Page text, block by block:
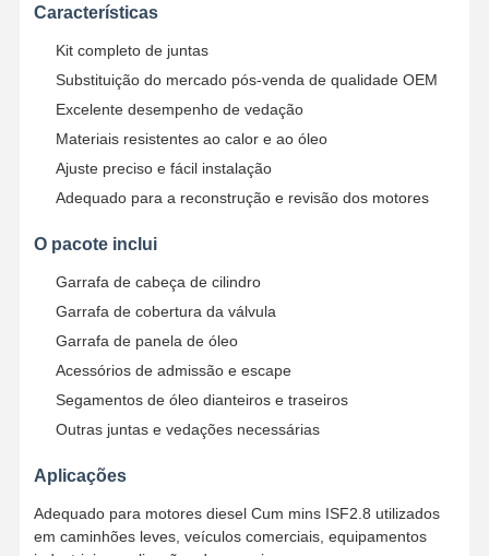
Casa
Somos
Características
Kit completo de juntas
Substituição do mercado pós-venda de qualidade OEM
Excelente desempenho de vedação
Materiais resistentes ao calor e ao óleo
Ajuste preciso e fácil instalação
Adequado para a reconstrução e revisão dos motores
O pacote inclui
Garrafa de cabeça de cilindro
Garrafa de cobertura da válvula
Garrafa de panela de óleo
Acessórios de admissão e escape
Segamentos de óleo dianteiros e traseiros
Outras juntas e vedações necessárias
Aplicações
Adequado para motores diesel Cum mins ISF2.8 utilizados
em caminhões leves, veículos comerciais, equipamentos